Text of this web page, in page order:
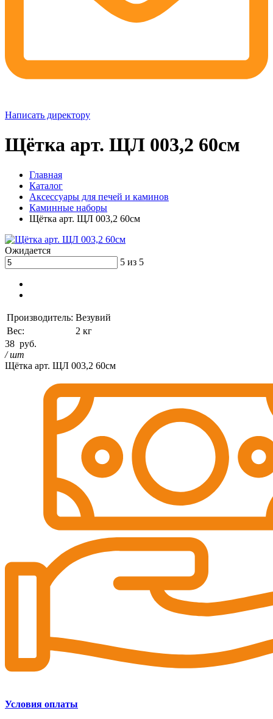
Написать директору
Щётка арт. ЩЛ 003,2 60см
Главная
Каталог
Аксессуары для печей и каминов
Каминные наборы
Щётка арт. ЩЛ 003,2 60см
Ожидается
5 из 5
Производитель: Везувий
Вес:
2 кг
38 руб.
/ шт
Щётка арт. ЩЛ 003,2 60см
Условия оплаты